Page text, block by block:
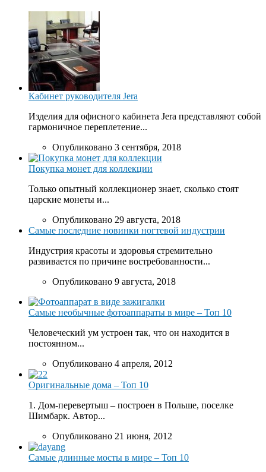
Кабинет руководителя Jera
Изделия для офисного кабинета Jera представляют собой
гармоничное переплетение...
Опубликовано 3 сентября, 2018
Покупка монет для коллекции
Только опытный коллекционер знает, сколько стоят
царские монеты и...
Опубликовано 29 августа, 2018
Самые последние новинки ногтевой индустрии
Индустрия красоты и здоровья стремительно
развивается по причине востребованности...
Опубликовано 9 августа, 2018
Самые необычные фотоаппараты в мире – Топ 10
Человеческий ум устроен так, что он находится в
постоянном...
Опубликовано 4 апреля, 2012
Оригинальные дома – Топ 10
1. Дом-перевертыш – построен в Польше, поселке
Шимбарк. Автор...
Опубликовано 21 июня, 2012
Самые длинные мосты в мире – Топ 10